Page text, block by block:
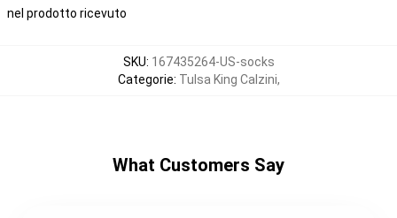
nel prodotto ricevuto
SKU: 167435264-US-socks
Categorie: Tulsa King Calzini,
What Customers Say